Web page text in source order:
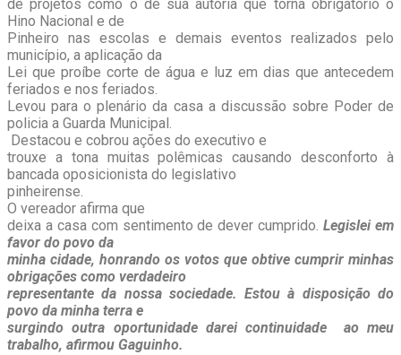
de projetos como o de sua autoria que torna obrigatório o
Hino Nacional e de
Pinheiro nas escolas e demais eventos realizados pelo
município, a aplicação da
Lei que proíbe corte de água e luz em dias que antecedem
feriados e nos feriados.
Levou para o plenário da casa a discussão sobre Poder de
policia a Guarda Municipal.
Destacou e cobrou ações do executivo e
trouxe a tona muitas polêmicas causando desconforto à
bancada oposicionista do legislativo
pinheirense.
O vereador afirma que
deixa a casa com sentimento de dever cumprido.Legislei em
favor do povo da
minha cidade, honrando os votos que obtive cumprir minhas
obrigações como verdadeiro
representante da nossa sociedade. Estou à disposição do
povo da minha terra e
surgindo outra oportunidade darei continuidade ao meu
trabalho, afirmou Gaguinho.